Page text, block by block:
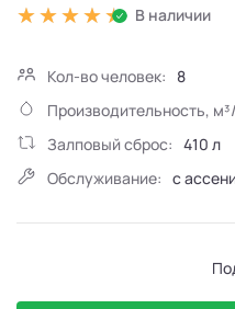
В наличии
Кол-во человек:
8
Производительность,
Залповый сброс: 410 л
Обслуживание: с